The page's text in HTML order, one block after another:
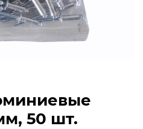
50 шт.